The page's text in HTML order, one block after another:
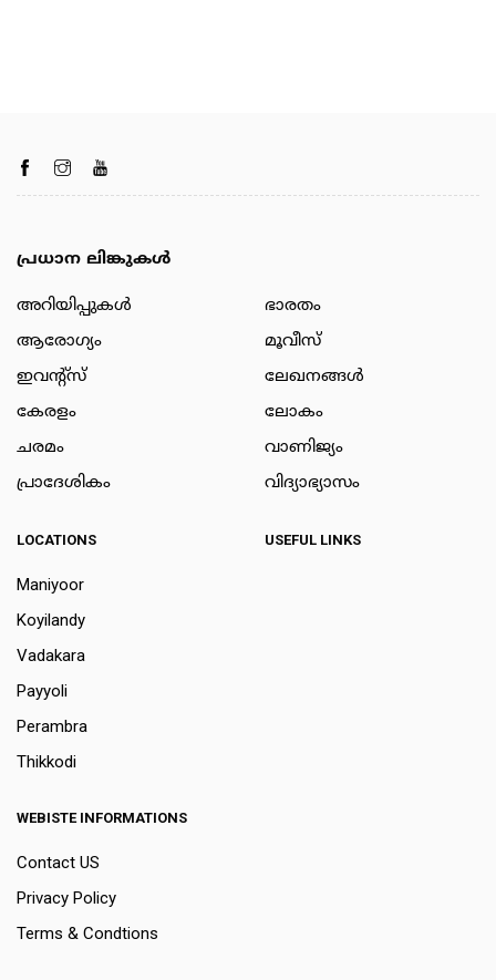
പ്രധാന ലിങ്കുകൾ
അറിയിപ്പുകള്‍
ആരോഗ്യം
ഇവന്റ്സ്
കേരളം
ചരമം
പ്രാദേശികം
ഭാരതം
മൂവീസ്
ലേഖനങ്ങള്‍
ലോകം
വാണിജ്യം
വിദ്യാഭ്യാസം
LOCATIONS
Maniyoor
Koyilandy
Vadakara
Payyoli
Perambra
Thikkodi
USEFUL LINKS
WEBISTE INFORMATIONS
Contact US
Privacy Policy
Terms & Condtions